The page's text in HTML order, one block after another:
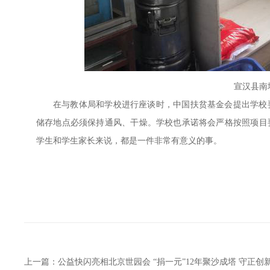
宣汉县南
在与教体局和学校进行座谈时，中国扶贫基金会提出学
储存地点必须保持通风、干燥。学校也承诺将会严格按照项
学生和学生家长来说，都是一件非常有意义的事。
上一篇： 公益快闪亮相北京世园会 “捐一元”12年聚沙成塔 守正创